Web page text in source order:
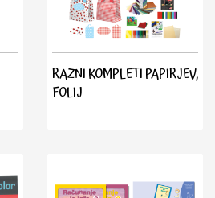
RAZNI KOMPLETI PAPIRJEV,
FOLIJ